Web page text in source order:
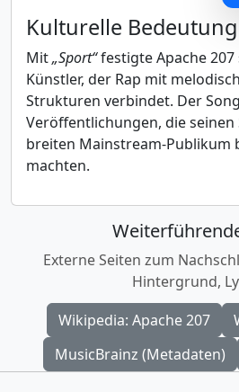
Kulturelle Bedeutung
Mit„Sport“festigte Apache 207
Künstler, der Rap mit
Strukturen verbindet. Der
Veröffentlichungen, die seinen
breiten Mainstream-Publikum
machten.
Externe Seiten zum
Hintergrund,
Wikipedia: Apache 207
MusicBrainz (Metadaten)